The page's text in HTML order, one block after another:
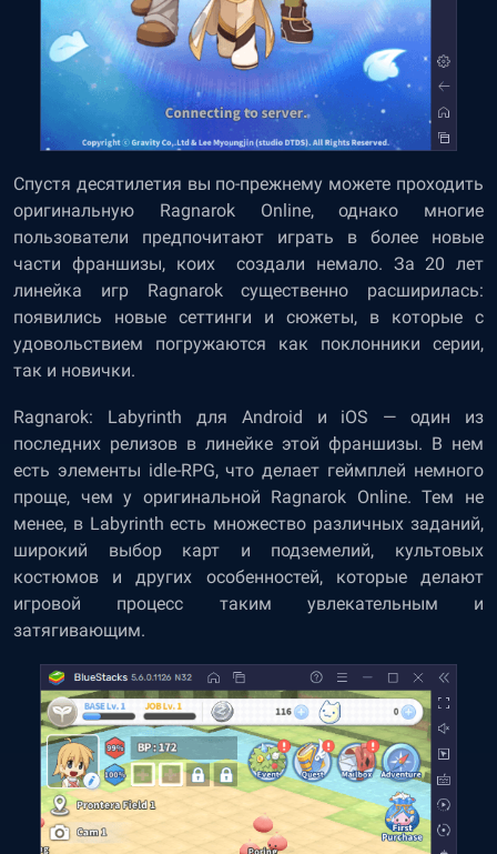
Спустя десятилетия вы по-прежнему можете проходить
оригинальную Ragnarok Online, однако многие
пользователи предпочитают играть в более новые
части франшизы, коих создали немало. За 20 лет
линейка игр Ragnarok существенно расширилась:
появились новые сеттинги и сюжеты, в которые с
удовольствием погружаются как поклонники серии,
так и новички.
Ragnarok: Labyrinth для Android и iOS — один из
последних релизов в линейке этой франшизы. В нем
есть элементы idle-RPG, что делает геймплей немного
проще, чем у оригинальной Ragnarok Online. Тем не
менее, в Labyrinth есть множество различных заданий,
широкий выбор карт и подземелий, культовых
костюмов и других особенностей, которые делают
игровой процесс таким увлекательным и
затягивающим.